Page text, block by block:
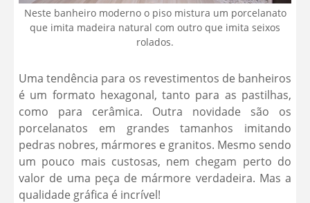
Neste banheiro moderno o piso mistura um porcelanato
que imita madeira natural com outro que imita seixos
rolados.
Uma tendência para os revestimentos de banheiros
é um formato hexagonal, tanto para as pastilhas,
como para cerâmica. Outra novidade são os
porcelanatos em grandes tamanhos imitando
pedras nobres, mármores e granitos. Mesmo sendo
um pouco mais custosas, nem chegam perto do
valor de uma peça de mármore verdadeira. Mas a
qualidade gráfica é incrível!